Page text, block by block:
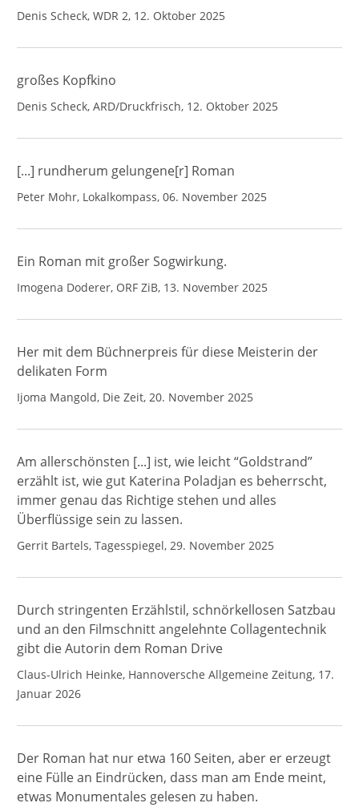
Denis Scheck, WDR 2, 12. Oktober 2025
großes Kopfkino
Denis Scheck, ARD/Druckfrisch, 12. Oktober 2025
[...] rundherum gelungene[r] Roman
Peter Mohr, Lokalkompass, 06. November 2025
Ein Roman mit großer Sogwirkung.
Imogena Doderer, ORF ZiB, 13. November 2025
Her mit dem Büchnerpreis für diese Meisterin der
delikaten Form
Ijoma Mangold, Die Zeit, 20. November 2025
Am allerschönsten [...] ist, wie leicht “Goldstrand”
erzählt ist, wie gut Katerina Poladjan es beherrscht,
immer genau das Richtige stehen und alles
Überflüssige sein zu lassen.
Gerrit Bartels, Tagesspiegel, 29. November 2025
Durch stringenten Erzählstil, schnörkellosen Satzbau
und an den Filmschnitt angelehnte Collagentechnik
gibt die Autorin dem Roman Drive
Claus-Ulrich Heinke, Hannoversche Allgemeine Zeitung, 17.
Januar 2026
Der Roman hat nur etwa 160 Seiten, aber er erzeugt
eine Fülle an Eindrücken, dass man am Ende meint,
etwas Monumentales gelesen zu haben.